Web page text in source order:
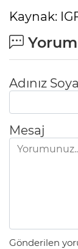
Kaynak:
Adınız
Mesaj
Gönderilen